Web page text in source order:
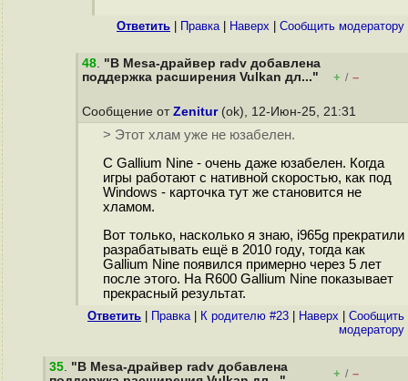
Ответить Правка| Наверх Cообщить модератору
48. "В Mesa-драйвер radv добавлена
поддержка расширения Vulkan дл..."
+ / –
Сообщение от Zenitur(ok), 12-Июн-25, 21:31
> Этот хлам уже не юзабелен.
С Gallium Nine - очень даже юзабелен. Когда
игры работают с нативной скоростью, как под
Windows - карточка тут же становится не
хламом.
Вот только, насколько я знаю, i965g прекратили
разрабатывать ещё в 2010 году, тогда как
Gallium Nine появился примерно через 5 лет
после этого. На R600 Gallium Nine показывает
прекрасный результат.
Ответить Правка| К родителю #23 Наверх
Cообщить
модератору
35. "В Mesa-драйвер radv добавлена
+ / –